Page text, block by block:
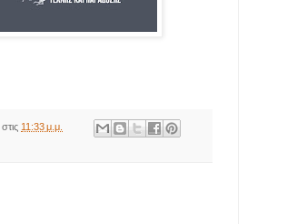
στις 11:33 μ.μ.